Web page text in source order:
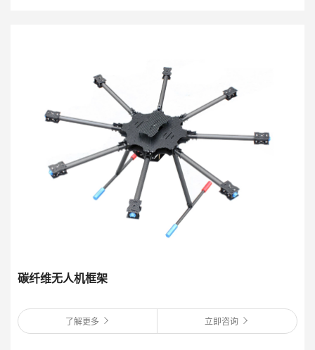
碳纤维无人机框架
了解更多 立即咨询